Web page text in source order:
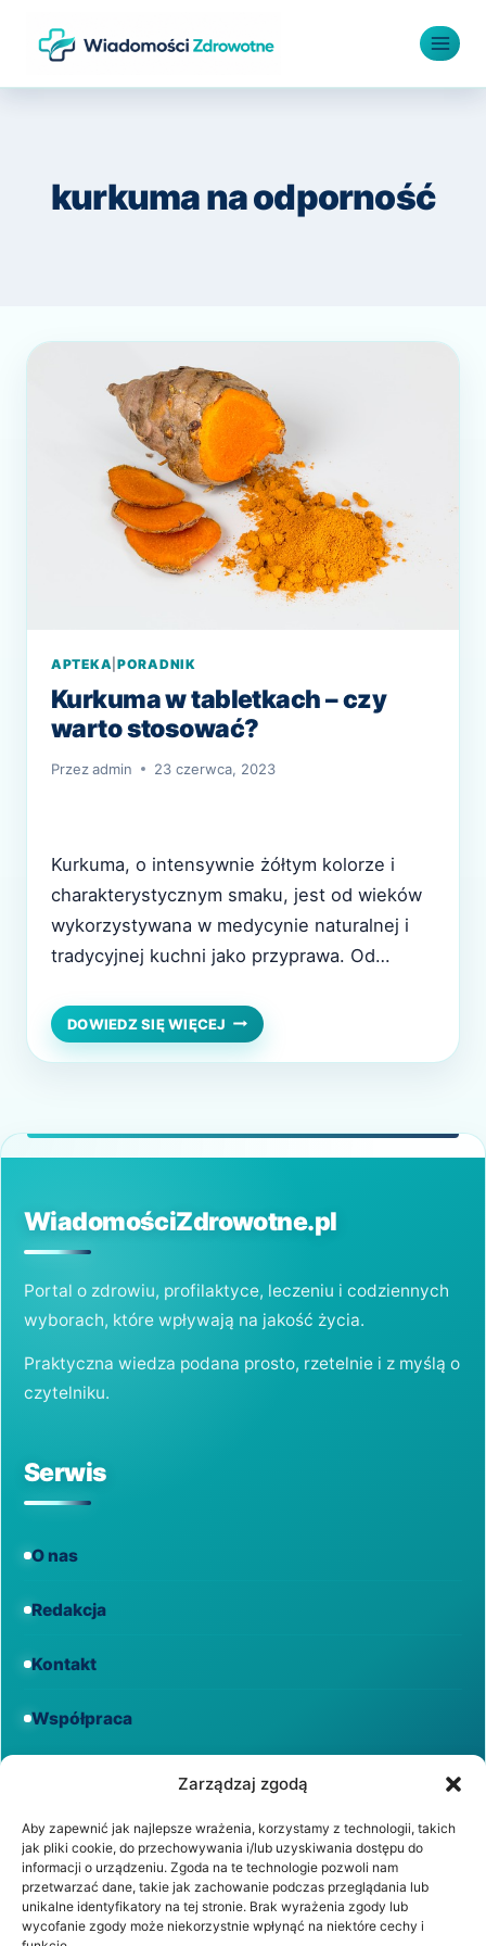
Zarządzaj zgodą
Aby zapewnić jak najlepsze wrażenia, korzystamy z technologii, takich
jak pliki cookie, do przechowywania i/lub uzyskiwania dostępu do
informacji o urządzeniu. Zgoda na te technologie pozwoli nam
przetwarzać dane, takie jak zachowanie podczas przeglądania lub
unikalne identyfikatory na tej stronie. Brak wyrażenia zgody lub
wycofanie zgody może niekorzystnie wpłynąć na niektóre cechy i
kurkuma na odporność
APTEKA PORADNIK
Kurkuma w tabletkach – czy
warto stosować?
Przezadmin 23 czerwca, 2023
Kurkuma, o intensywnie żółtym kolorze i
charakterystycznym smaku, jest od wieków
wykorzystywana w medycynie naturalnej i
tradycyjnej kuchni jako przyprawa. Od
składnikiem suplementów diety w postaci
tabletek. Ale czy warto stosować kurkumę w
bliżej temu zagadnieniu. Kurkuma – co…
DOWIEDZ SIĘ WIĘCEJ KURKUMA
W
TABLETKACH
WiadomościZdrowotne.pl
Portal o zdrowiu, profilaktyce, leczeniu i codziennych
wyborach, które wpływają na jakość życia.
Praktyczna wiedza podana prosto, rzetelnie i z myślą o
czytelniku.
Serwis
O nas
Redakcja
Kontakt
Współpraca
Regulamin
Polityka prywatności